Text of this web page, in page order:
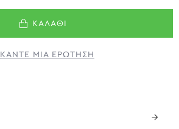
ΚΑΛΆΘΙ
ΚΆΝΤΕ ΜΊΑ ΕΡΏΤΗΣΗ